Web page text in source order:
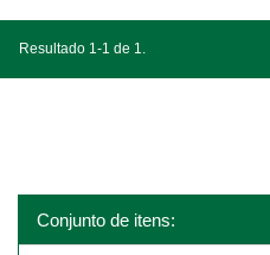
Resultado 1-1 de 1.
Conjunto de itens: